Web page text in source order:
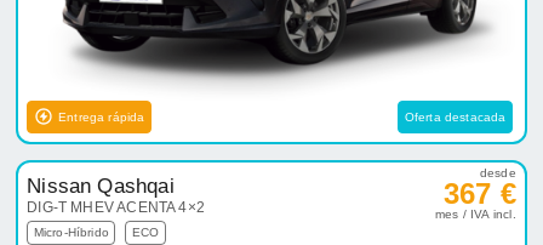
Entrega rápida Oferta destacada
Nissan Qashqai
DIG-T MHEV ACENTA 4×2
Micro-Híbrido ECO
desde
367 €
mes / IVA incl.